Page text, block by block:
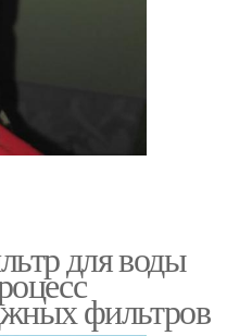
для воды
фильтров